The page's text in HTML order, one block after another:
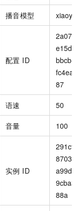
播音模型 xiaoyun
配置 ID
e15d-
bbcb-
87
语速 50
音量 100
实例 ID
8703-
a99d-
88a